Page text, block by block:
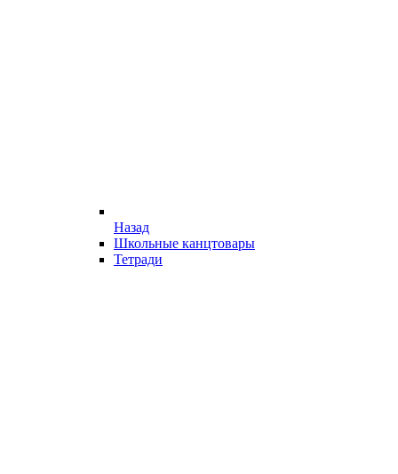
Назад
Школьные канцтовары
Тетради